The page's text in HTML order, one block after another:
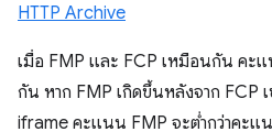
HTTP Archive
เมื่อ FMP และ FCP เหมือนกัน คะ
กัน หาก FMP เกิดขึ้นหลังจาก FCP
iframe คะแนน FMP จะต่ำกว่าคะแ